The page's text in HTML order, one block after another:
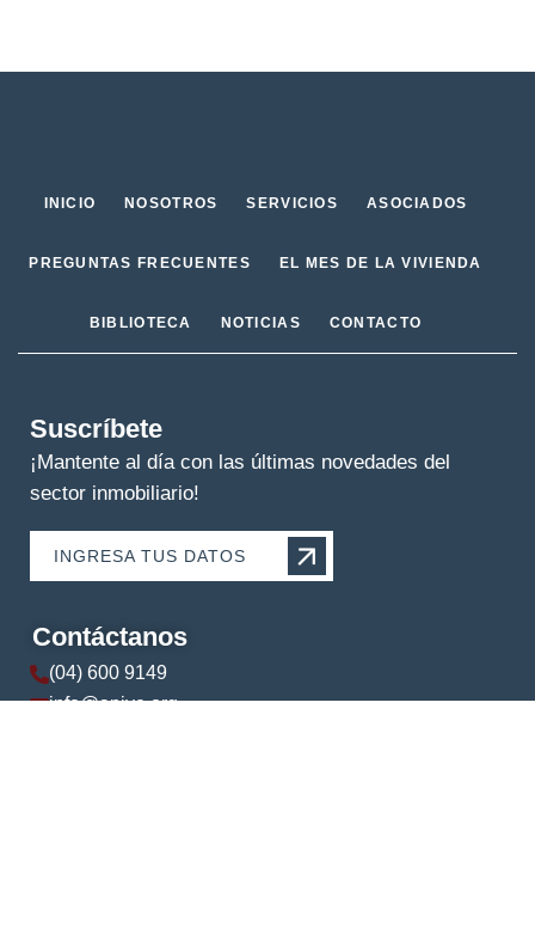
INICIO NOSOTROS SERVICIOS ASOCIADOS
PREGUNTAS FRECUENTES EL MES DE LA VIVIENDA
BIBLIOTECA NOTICIAS CONTACTO
Suscríbete
¡Mantente al día con las últimas novedades del
sector inmobiliario!
INGRESA TUS DATOS
Contáctanos
(04) 600 9149
info@apive.org